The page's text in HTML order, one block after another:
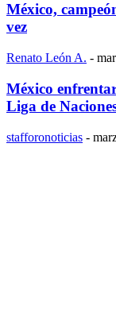
México,
vez
Renato León A. -
México
Liga de
stafforonoticias -